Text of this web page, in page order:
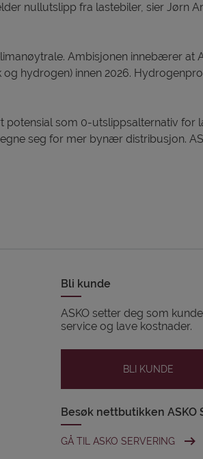
nullutslipp fra lastebiler, sier Jørn
Ambisjonen innebærer at
hydrogen) innen 2026.
potensial som 0-utslippsalternativ for
seg for mer bynær distribusjon.
Bli kunde
ASKO setter deg som
service og lave kostnader.
BLI KUNDE
Besøk nettbutikken ASKO
GÅ TIL ASKO SERVERING